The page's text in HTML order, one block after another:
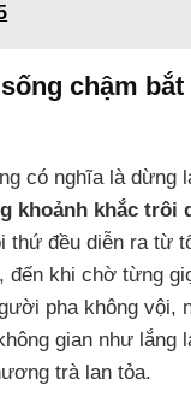
chậm
có nghĩa là dừng
khoảnh khắc trôi
thứ đều diễn ra từ
đến khi chờ từng
pha không vội,
gian như lắng
trà lan tỏa.